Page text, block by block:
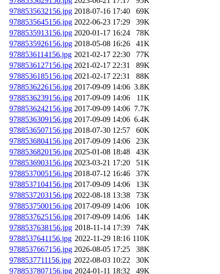
9788535632156.jpg 2018-07-16 17:40
69K
9788535645156.jpg 2022-06-23 17:29
39K
9788535913156.jpg 2020-01-17 16:24
78K
9788535926156.jpg 2018-05-08 16:26
41K
9788536114156.jpg 2021-02-17 22:30
77K
9788536127156.jpg 2021-02-17 22:31
89K
9788536185156.jpg 2021-02-17 22:31
88K
9788536226156.jpg 2017-09-09 14:06 3.8K
9788536239156.jpg 2017-09-09 14:06
11K
9788536242156.jpg 2017-09-09 14:06 7.7K
9788536309156.jpg 2017-09-09 14:06 6.4K
9788536507156.jpg 2018-07-30 12:57
60K
9788536804156.jpg 2017-09-09 14:06
23K
9788536820156.jpg 2025-01-08 18:48
43K
9788536903156.jpg 2023-03-21 17:20
51K
9788537005156.jpg 2018-07-12 16:46
37K
9788537104156.jpg 2017-09-09 14:06
13K
9788537203156.jpg 2022-08-18 13:38
73K
9788537500156.jpg 2017-09-09 14:06
10K
9788537625156.jpg 2017-09-09 14:06
14K
9788537638156.jpg 2018-11-14 17:39
74K
9788537641156.jpg 2022-11-29 18:16 110K
9788537667156.jpg 2026-08-05 17:25
38K
9788537711156.jpg 2022-08-03 10:22
30K
9788537807156.jpg 2024-01-11 18:32
49K